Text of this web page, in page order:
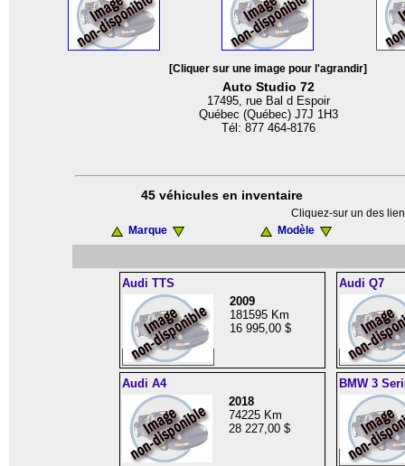
[Cliquer sur une image pour l'agrandir]
Auto Studio 72
17495, rue Bal d Espoir
Québec (Québec) J7J 1H3
Tél: 877 464-8176
45 véhicules en inventaire
Cliquez-sur un des
Marque
Modèle
Audi TTS
2009
181595 Km
16 995,00 $
Audi Q7
Audi A4
2018
74225 Km
28 227,00 $
BMW 3